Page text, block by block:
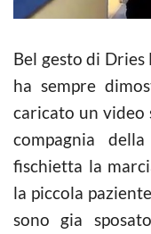
Bel gesto di
ha sempre
caricato un
compagnia
fischietta la
la piccola
sono gia